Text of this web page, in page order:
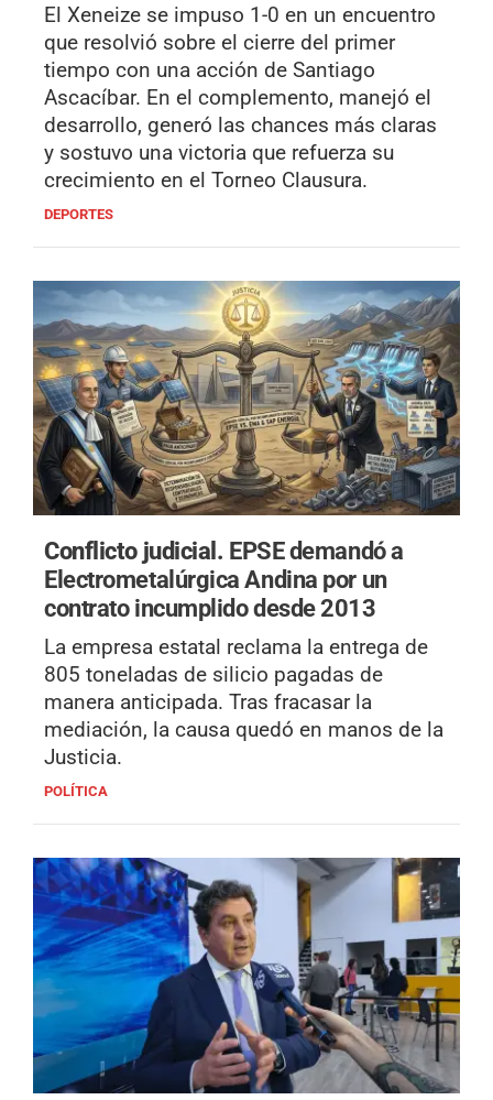
El Xeneize se impuso 1-0 en un encuentro
que resolvió sobre el cierre del primer
tiempo con una acción de Santiago
Ascacíbar. En el complemento, manejó el
desarrollo, generó las chances más claras
y sostuvo una victoria que refuerza su
crecimiento en el Torneo Clausura.
DEPORTES
Conflicto judicial. EPSE demandó a
Electrometalúrgica Andina por un
contrato incumplido desde 2013
La empresa estatal reclama la entrega de
805 toneladas de silicio pagadas de
manera anticipada. Tras fracasar la
mediación, la causa quedó en manos de la
Justicia.
POLÍTICA